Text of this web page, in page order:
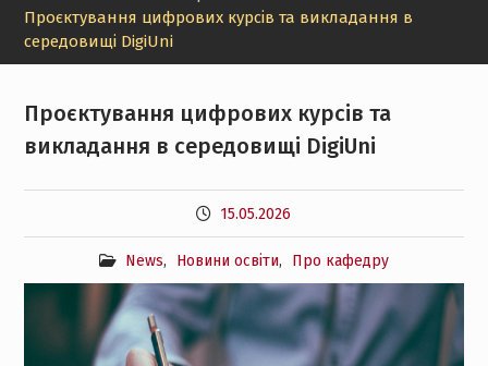
Проєктування цифрових курсів та викладання в
середовищі DigiUni
Проєктування цифрових курсів та
викладання в середовищі DigiUni
15.05.2026
News, Новини освіти, Про кафедру